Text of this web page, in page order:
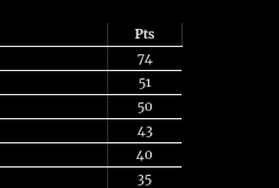
Pts
74
51
50
43
40
35